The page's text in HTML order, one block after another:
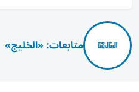
متابعات: «الخليج»